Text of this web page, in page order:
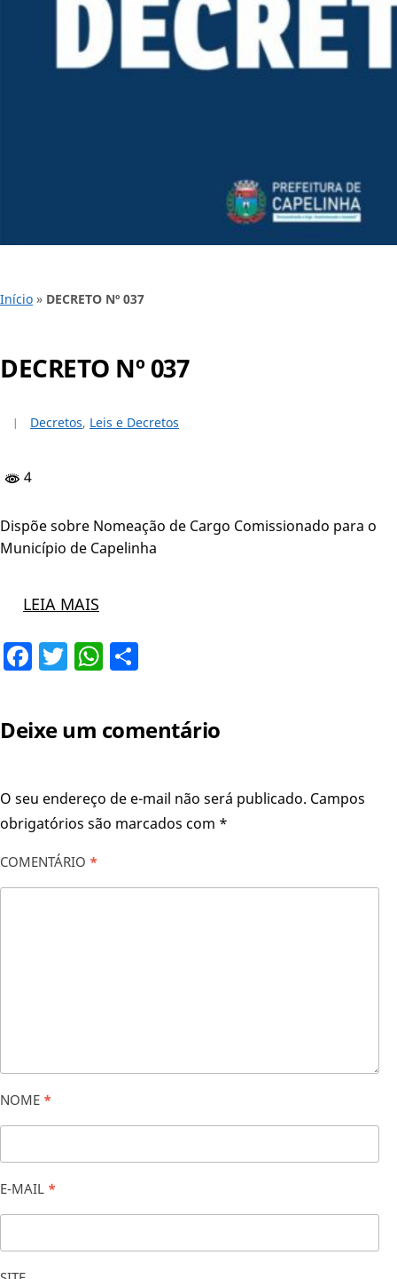
Início » DECRETO Nº 037
DECRETO Nº 037
Decretos, Leis e Decretos
4
Dispõe sobre Nomeação de Cargo Comissionado para o
Município de Capelinha
LEIA MAIS
Facebook
TwitterWhatsApp
Deixe um comentário
O seu endereço de e-mail não será publicado. Campos
obrigatórios são marcados com *
COMENTÁRIO *
NOME *
E-MAIL *